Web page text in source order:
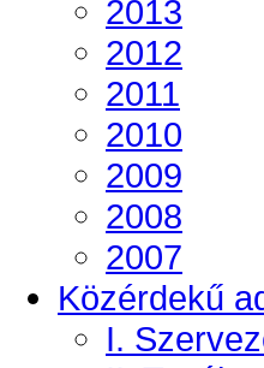
2013
2012
2011
2010
2009
2008
2007
Közérdekű
I.